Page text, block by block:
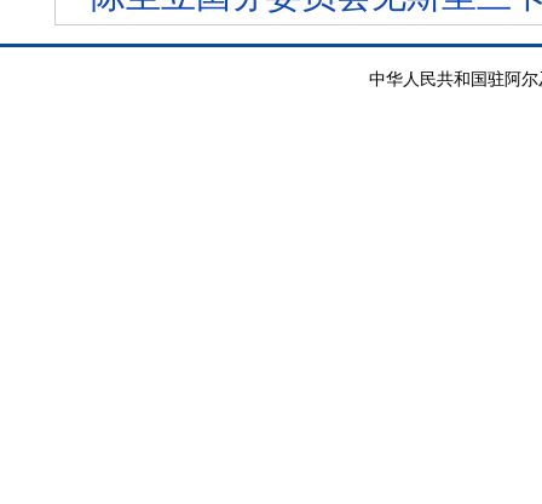
中华人民共和国驻阿